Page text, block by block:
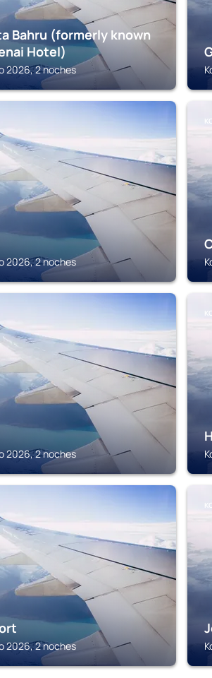
Bahru (formerly known
Hotel)
2026, 2 noches
2026, 2 noches
2026, 2 noches
2026, 2 noches